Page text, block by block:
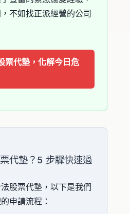
不如找正派經營的公司
票代墊，化解今日危
代墊？5 步驟快速過
股票代墊，以下是我們
申請流程：